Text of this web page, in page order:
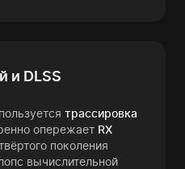
и DLSS
трассировка
опережает RX
поколения
вычислительной